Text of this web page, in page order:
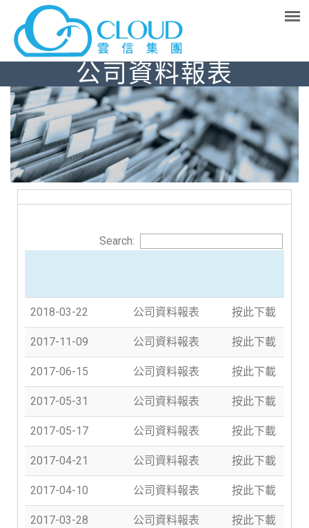
公司資料報表
Search:
2018-03-22 公司資料報表 按此下載
2017-11-09 公司資料報表 按此下載
2017-06-15 公司資料報表 按此下載
2017-05-31 公司資料報表 按此下載
2017-05-17 公司資料報表 按此下載
2017-04-21 公司資料報表 按此下載
2017-04-10 公司資料報表 按此下載
2017-03-28 公司資料報表 按此下載